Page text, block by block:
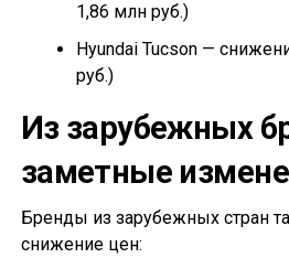
1,86 млн руб.)
Hyundai Tucson —
руб.)
Из зарубежных
заметные
Бренды из зарубежных стран
снижение цен: